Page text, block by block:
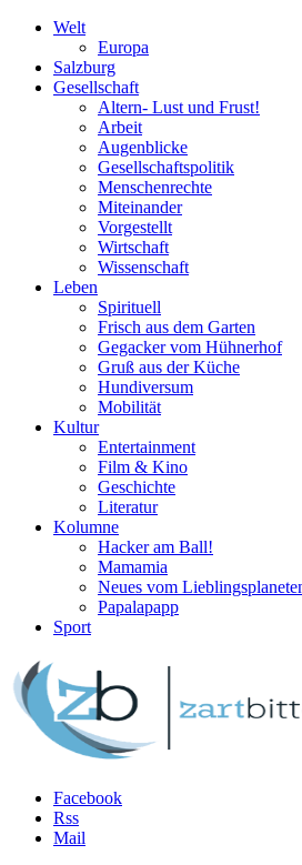
Welt
Europa
Salzburg
Gesellschaft
Altern- Lust und Frust!
Arbeit
Augenblicke
Gesellschaftspolitik
Menschenrechte
Miteinander
Vorgestellt
Wirtschaft
Wissenschaft
Leben
Spirituell
Frisch aus dem Garten
Gegacker vom Hühnerhof
Gruß aus der Küche
Hundiversum
Mobilität
Kultur
Entertainment
Film & Kino
Geschichte
Literatur
Kolumne
Hacker am Ball!
Mamamia
Neues vom
Papalapapp
Sport
Facebook
Rss
Mail